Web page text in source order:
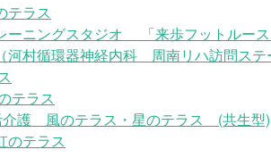
テラス
ーニングスタジオ 「来歩フットルース
河村循環器神経内科 周南リハ訪問ステ
テラス
介護 風のテラス・星のテラス (共生型)
テラス